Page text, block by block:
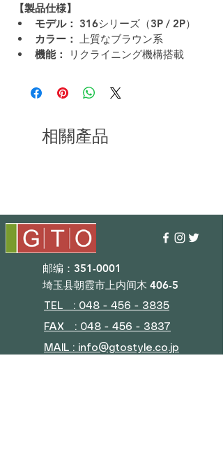
【製品仕様】
モデル： 316シリーズ（3P / 2P）
カラー： 上質なブラウン系
機能：
リクライニング機構搭載
相關產品
邮编：351-0001
埼玉县朝霞市上内间木 406-5
TEL : 048 - 456 - 3835​
FAX : 048 - 456 - 3837
MAIL : info@gtostyle.co.jp